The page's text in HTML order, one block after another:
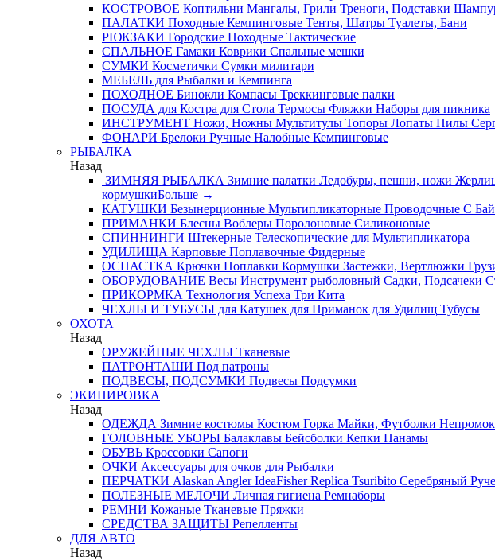
КОСТРОВОЕ Коптильни Мангалы, Грили Треноги, Подставки
ПАЛАТКИ Походные Кемпинговые Тенты, Шатры Туалеты, Бани
РЮКЗАКИ Городские Походные Тактические
СПАЛЬНОЕ Гамаки Коврики Спальные мешки
СУМКИ Косметички Сумки милитари
МЕБЕЛЬ для Рыбалки и Кемпинга
ПОХОДНОЕ Бинокли Компасы Треккинговые палки
ПОСУДА для Костра для Стола Термосы Фляжки Наборы для пикника
ИНСТРУМЕНТ Ножи, Ножны Мультитулы Топоры Лопаты Пилы
ФОНАРИ Брелоки Ручные Налобные Кемпинговые
РЫБАЛКА
Назад
ЗИМНЯЯ РЫБАЛКА Зимние палатки Ледобуры, пешни, ножи
кормушкиБольше →
КАТУШКИ Безынерционные Мультипликаторные Проводочные С
ПРИМАНКИ Блесны Воблеры Поролоновые Силиконовые
СПИННИНГИ Штекерные Телескопические для Мультипликатора
УДИЛИЩА Карповые Поплавочные Фидерные
ОСНАСТКА Крючки Поплавки Кормушки Застежки, Вертлюжки
ОБОРУДОВАНИЕ Весы Инструмент рыболовный Садки, Подсачеки
ПРИКОРМКА Технология Успеха Три Кита
ЧЕХЛЫ И ТУБУСЫ для Катушек для Приманок для Удилищ Тубусы
ОХОТА
Назад
ОРУЖЕЙНЫЕ ЧЕХЛЫ Тканевые
ПАТРОНТАШИ Под патроны
ПОДВЕСЫ, ПОДСУМКИ Подвесы Подсумки
ЭКИПИРОВКА
Назад
ОДЕЖДА Зимние костюмы Костюм Горка Майки, Футболки
ГОЛОВНЫЕ УБОРЫ Балаклавы Бейсболки Кепки Панамы
ОБУВЬ Кроссовки Сапоги
ОЧКИ Аксессуары для очков для Рыбалки
ПЕРЧАТКИ Alaskan AnglerIdeaFisherReplica Tsuribito Серебряный
ПОЛЕЗНЫЕ МЕЛОЧИ Личная гигиена Ремнаборы
РЕМНИ Кожаные Тканевые Пряжки
СРЕДСТВА ЗАЩИТЫ Репелленты
ДЛЯ АВТО
Назад